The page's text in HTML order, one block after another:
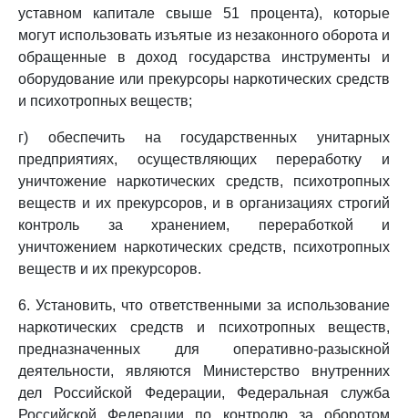
уставном капитале свыше 51 процента), которые
могут использовать изъятые из незаконного оборота и
обращенные в доход государства инструменты и
оборудование или прекурсоры наркотических средств
и психотропных веществ;
г) обеспечить на государственных унитарных
предприятиях, осуществляющих переработку и
уничтожение наркотических средств, психотропных
веществ и их прекурсоров, и в организациях строгий
контроль за хранением, переработкой и
уничтожением наркотических средств, психотропных
веществ и их прекурсоров.
6. Установить, что ответственными за использование
наркотических средств и психотропных веществ,
предназначенных для оперативно-разыскной
деятельности, являются Министерство внутренних
дел Российской Федерации, Федеральная служба
Российской Федерации по контролю за оборотом